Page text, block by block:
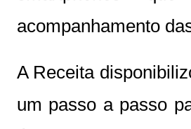
acompanhamento
A Receita
um passo a passo